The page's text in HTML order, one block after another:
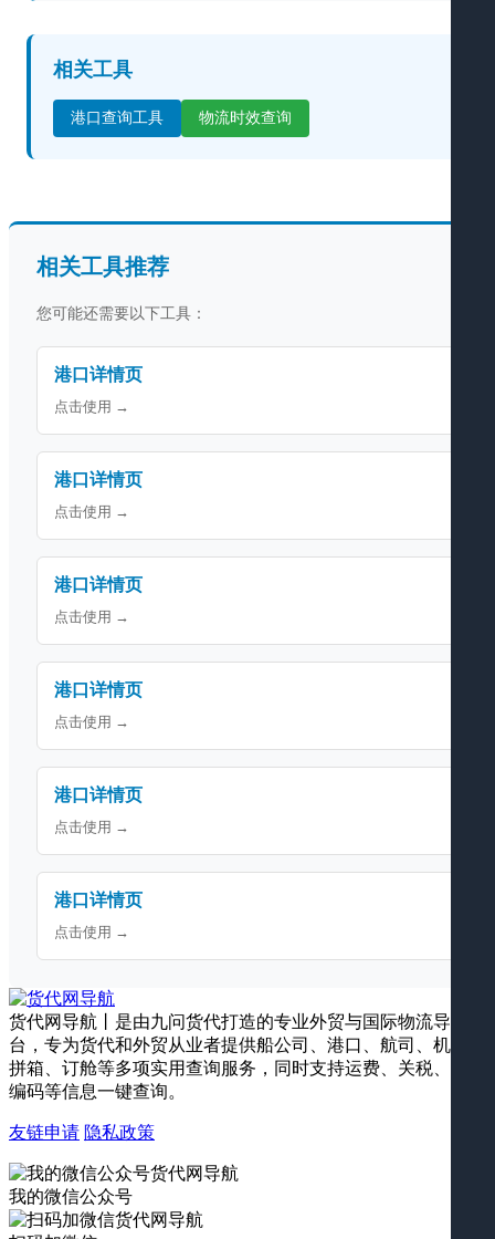
相关工具
港口查询工具 物流时效查询
相关工具推荐
您可能还需要以下工具：
港口详情页
点击使用 →
港口详情页
点击使用 →
港口详情页
点击使用 →
港口详情页
点击使用 →
港口详情页
点击使用 →
港口详情页
点击使用 →
货代网导航丨是由九问货代打造的专业外贸与国际物流导航平
台，专为货代和外贸从业者提供船公司、港口、航司、机场、
拼箱、订舱等多项实用查询服务，同时支持运费、关税、海关
编码等信息一键查询。
友链申请 隐私政策
我的微信公众号